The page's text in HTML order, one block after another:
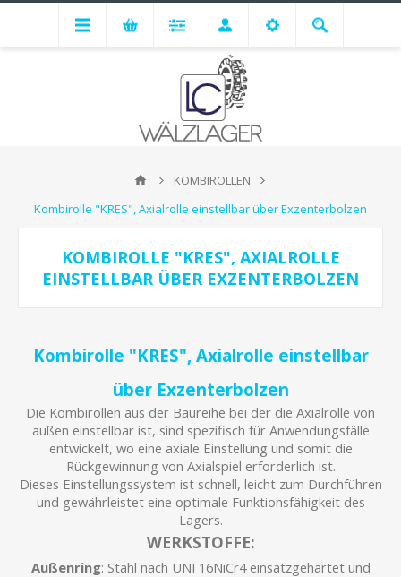
KOMBIROLLEN
Kombirolle "KRES", Axialrolle einstellbar über Exzenterbolzen
KOMBIROLLE "KRES", AXIALROLLE
EINSTELLBAR ÜBER EXZENTERBOLZEN
Kombirolle "KRES", Axialrolle einstellbar
über Exzenterbolzen
Die Kombirollen aus der Baureihe bei der die Axialrolle von
außen einstellbar ist, sind spezifisch für Anwendungsfälle
entwickelt, wo eine axiale Einstellung und somit die
Rückgewinnung von Axialspiel erforderlich ist.
Dieses Einstellungssystem ist schnell, leicht zum Durchführen
und gewährleistet eine optimale Funktionsfähigkeit des
Lagers.
WERKSTOFFE:
Außenring: Stahl nach UNI 16NiCr4 einsatzgehärtet und